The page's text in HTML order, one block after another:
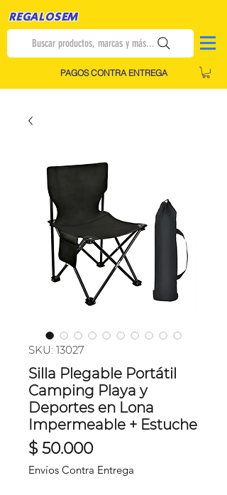
REGALOSEM
Buscar productos, marcas y más...
PAGOS CONTRA ENTREGA
SKU: 13027
Silla Plegable Portátil
Camping Playa y
Deportes en Lona
Impermeable + Estuche
$ 50.000Precio
Envíos Contra Entrega